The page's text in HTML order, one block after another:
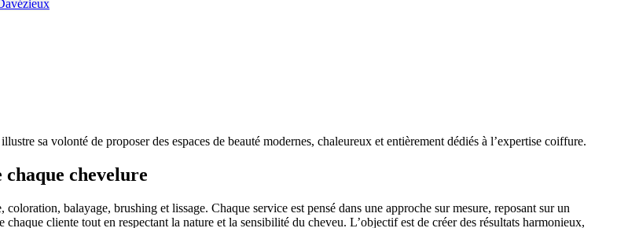
sa volonté de proposer des espaces de beauté modernes, chaleureux et entièrement dédiés à l’expertise coiffure.
chevelure
balayage, brushing et lissage. Chaque service est pensé dans une approche sur mesure, reposant sur un
cliente tout en respectant la nature et la sensibilité du cheveu. L’objectif est de créer des résultats harmonieux,